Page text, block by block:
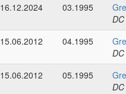
16.12.2024
03.1995
15.06.2012
04.1995
15.06.2012
05.1995